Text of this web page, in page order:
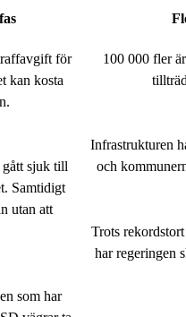
för
kan kosta
gått sjuk till
Samtidigt
utan att
som har
100 000 fler
Infrastrukturen
och
Trots
har regeringen